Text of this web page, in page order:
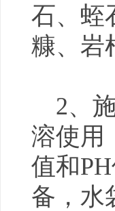
石、蛭
糠、岩
2、
溶使用
值和
备，水